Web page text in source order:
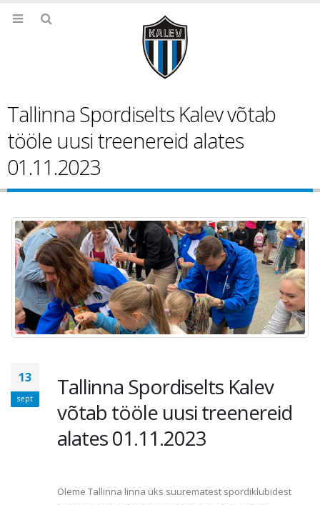
Tallinna Spordiselts Kalev võtab
tööle uusi treenereid alates
01.11.2023
13
sept
Tallinna Spordiselts Kalev
võtab tööle uusi treenereid
alates 01.11.2023
Oleme Tallinna linna üks suurematest spordiklubidest